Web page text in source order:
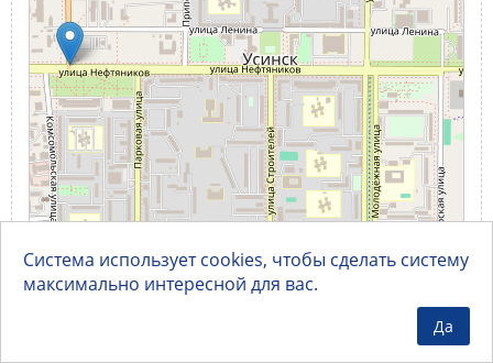
300 m
OpenStreetMap
Система использует cookies, чтобы сделать систему
максимально интересной для вас.
Да